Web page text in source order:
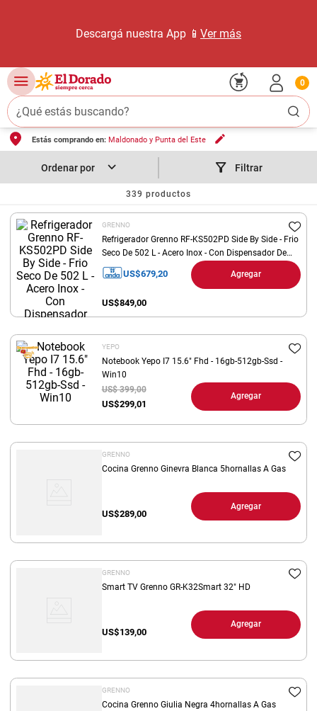
Descargá nuestra App 📱 Ver más
¿Qué estás buscando?
0
Estás comprando en: Maldonado y Punta del Este
Filtrar
339 productos
GRENNO
Refrigerador Grenno RF-KS502PD Side By Side - Frio
Seco De 502 L - Acero Inox - Con Dispensador De
Agua - Categoria A
US$679,20
US$849,00
Agregar
YEPO
Notebook Yepo I7 15.6" Fhd - 16gb-512gb-Ssd -
Win10
US$299,01
US$ 399,00
Agregar
GRENNO
Cocina Grenno Ginevra Blanca 5hornallas A Gas
US$289,00
Agregar
GRENNO
Smart TV Grenno GR-K32Smart 32" HD
US$139,00
Agregar
GRENNO
Cocina Grenno Giulia Negra 4hornallas A Gas
TÉRMINOS MÁS BUSCADOS
carne carnicería
2. leche
3.
4 . queso
5. pollo
6.
8. yerba
9 . arroz
10. harina